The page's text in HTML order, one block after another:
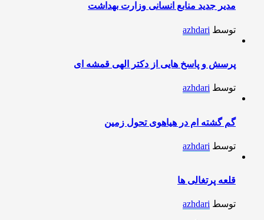
مدیر جدید منابع انسانی وزارت بهداشت
توسط azhdari
پرسش و پاسخ هایی از دکتر الهی قمشه ای
توسط azhdari
گم گشته ام در هیاهوی تحول زمین
توسط azhdari
قلعه پرتغالی ها
توسط azhdari